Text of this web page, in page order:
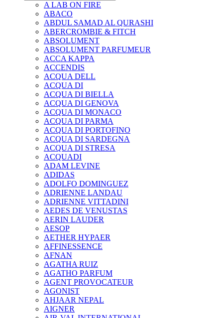
A LAB ON FIRE
ABACO
ABDUL SAMAD AL QURASHI
ABERCROMBIE & FITCH
ABSOLUMENT
ABSOLUMENT PARFUMEUR
ACCA KAPPA
ACCENDIS
ACQUA DELL
ACQUA DI
ACQUA DI BIELLA
ACQUA DI GENOVA
ACQUA DI MONACO
ACQUA DI PARMA
ACQUA DI PORTOFINO
ACQUA DI SARDEGNA
ACQUA DI STRESA
ACQUADI
ADAM LEVINE
ADIDAS
ADOLFO DOMINGUEZ
ADRIENNE LANDAU
ADRIENNE VITTADINI
AEDES DE VENUSTAS
AERIN LAUDER
AESOP
AETHER HYPAER
AFFINESSENCE
AFNAN
AGATHA RUIZ
AGATHO PARFUM
AGENT PROVOCATEUR
AGONIST
AHJAAR NEPAL
AIGNER